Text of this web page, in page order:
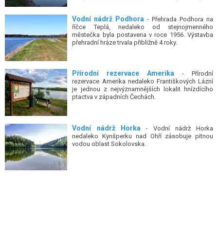
Vodní nádrž Podhora - Přehrada Podhora na
říčce Teplá, nedaleko od stejnojmenného
městečka byla postavena v roce 1956. Výstavba
přehradní hráze trvala přibližně 4 roky.
Přírodní rezervace Amerika - Přírodní
rezervace Amerika nedaleko Františkových Lázní
je jednou z nejvýznamnějších lokalit hnízdícího
ptactva v západních Čechách.
Vodní nádrž Horka - Vodní nádrž Horka
nedaleko Kynšperku nad Ohří zásobuje pitnou
vodou oblast Sokolovska.